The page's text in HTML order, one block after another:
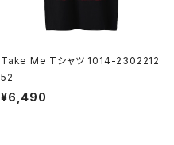
Take Me Tシャツ 1014-2302212
52
¥6,490